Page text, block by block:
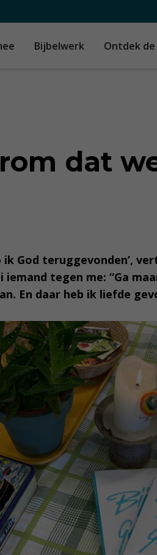
Bijbelwerk Ontdek de
dat
God teruggevonden’,
tegen me: “Ga
En daar heb ik liefde